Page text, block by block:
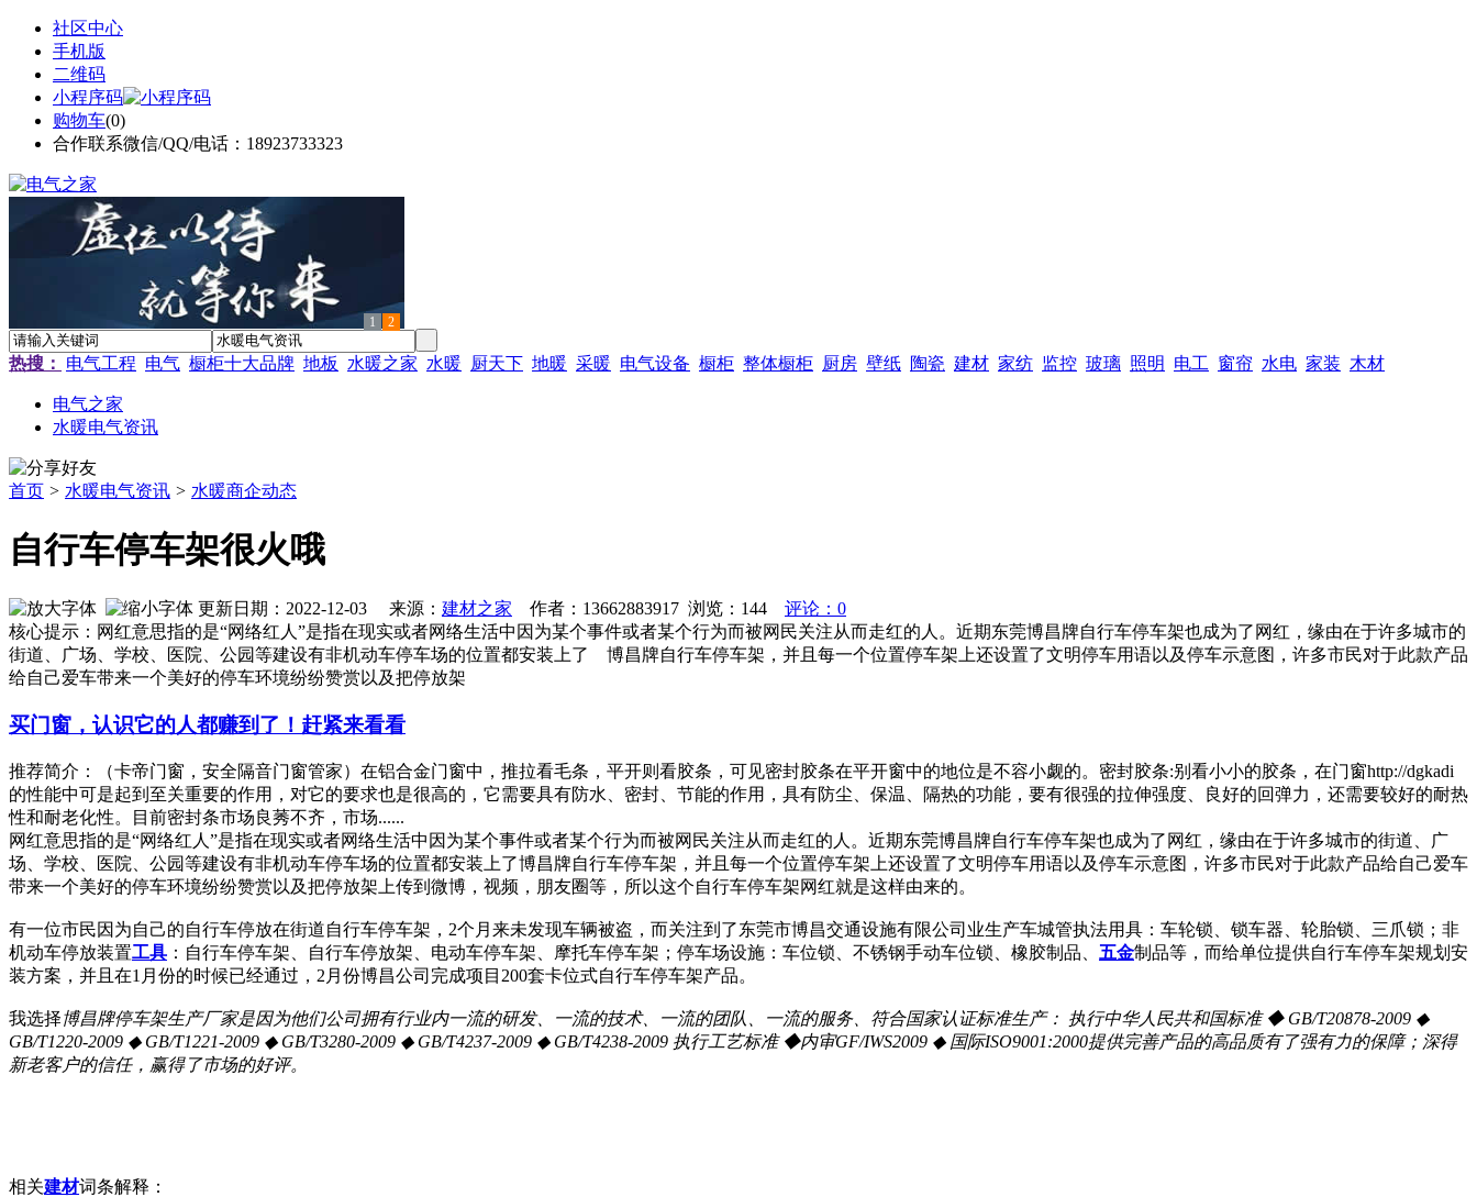
社区中心
手机版
二维码
小程序码
购物车(0)
合作联系微信/QQ/电话：18923733323
1 2
热搜： 电气工程 电气 橱柜十大品牌 地板 水暖之家 水暖 厨天下 地暖 采暖 电气设备 橱柜 整体橱柜 厨房 壁纸 陶瓷 建材 家纺 监控 玻璃 照明 电工 窗帘 水电 家装 木材
电气之家
水暖电气资讯
首页 > 水暖电气资讯 > 水暖商企动态
自行车停车架很火哦
更新日期：2022-12-03 来源： 建材之家 作者：13662883917 浏览： 144
评论：0
核心提示：网红意思指的是“网络红人”是指在现实或者网络生活中因为某个事件或者某个行为而被网民关注从而走红的人。近期东莞博昌牌自行车停车架也成为了网红，缘由在于许多城市的
街道、广场、学校、医院、公园等建设有非机动车停车场的位置都安装上了 博昌牌自行车停车架，并且每一个位置停车架上还设置了文明停车用语以及停车示意图，许多市民对于此款产品
给自己爱车带来一个美好的停车环境纷纷赞赏以及把停放架
买门窗，认识它的人都赚到了！赶紧来看看
推荐简介：（卡帝门窗，安全隔音门窗管家）在铝合金门窗中，推拉看毛条，平开则看胶条，可见密封胶条在平开窗中的地位是不容小觑的。密封胶条:别看小小的胶条，在门窗http://dgkadi
的性能中可是起到至关重要的作用，对它的要求也是很高的，它需要具有防水、密封、节能的作用，具有防尘、保温、隔热的功能，要有很强的拉伸强度、良好的回弹力，还需要较好的耐热
性和耐老化性。目前密封条市场良莠不齐，市场......
网红意思指的是“网络红人”是指在现实或者网络生活中因为某个事件或者某个行为而被网民关注从而走红的人。近期东莞博昌牌自行车停车架也成为了网红，缘由在于许多城市的街道、广
场、学校、医院、公园等建设有非机动车停车场的位置都安装上了博昌牌自行车停车架，并且每一个位置停车架上还设置了文明停车用语以及停车示意图，许多市民对于此款产品给自己爱车
带来一个美好的停车环境纷纷赞赏以及把停放架上传到微博，视频，朋友圈等，所以这个自行车停车架网红就是这样由来的。
有一位市民因为自己的自行车停放在街道自行车停车架，2个月来未发现车辆被盗，而关注到了东莞市博昌交通设施有限公司业生产车城管执法用具：车轮锁、锁车器、轮胎锁、三爪锁；非
机动车停放装置工具 ：自行车停车架、自行车停放架、电动车停车架、摩托车停车架；停车场设施：车位锁、不锈钢手动车位锁、橡胶制品、 五金制品等，而给单位提供自行车停车架规划安
装方案，并且在1月份的时候已经通过，2月份博昌公司完成项目200套卡位式自行车停车架产品。
我选择博昌牌停车架生产厂家是因为他们公司拥有行业内一流的研发、一流的技术、一流的团队、一流的服务、符合国家认证标准生产： 执行中华人民共和国标准 ◆ GB/T20878-2009 ◆
GB/T1220-2009 ◆ GB/T1221-2009 ◆ GB/T3280-2009 ◆ GB/T4237-2009 ◆ GB/T4238-2009 执行工艺标准 ◆内审GF/IWS2009 ◆ 国际ISO9001:2000提供完善产品的高品质有了强有力的保障；深得
新老客户的信任，赢得了市场的好评。
相关建材词条解释：